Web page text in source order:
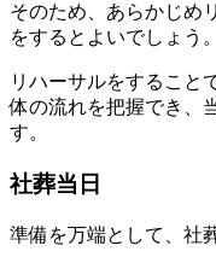
そのため、あらかじめ
をするとよいでしょう。
リハーサルをすること
体の流れを把握でき、
す。
社葬当日
準備を万端として、社